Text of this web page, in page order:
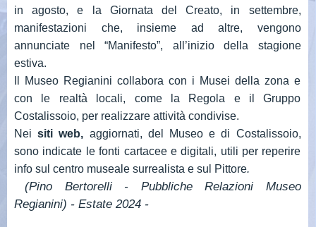
in agosto, e la Giornata del Creato, in settembre,
manifestazioni che, insieme ad altre, vengono
annunciate nel “Manifesto”, all’inizio della stagione
estiva.
Il Museo Regianini collabora con i Musei della zona e
con le realtà locali, come la Regola e il Gruppo
Costalissoio, per realizzare attività condivise.
Neisiti web, aggiornati, del Museo e di Costalissoio,
sono indicate le fonti cartacee e digitali, utili per reperire
info sul centro museale surrealista e sul Pittore.
(Pino Bertorelli - Pubbliche Relazioni Museo
Regianini) - Estate 2024 -